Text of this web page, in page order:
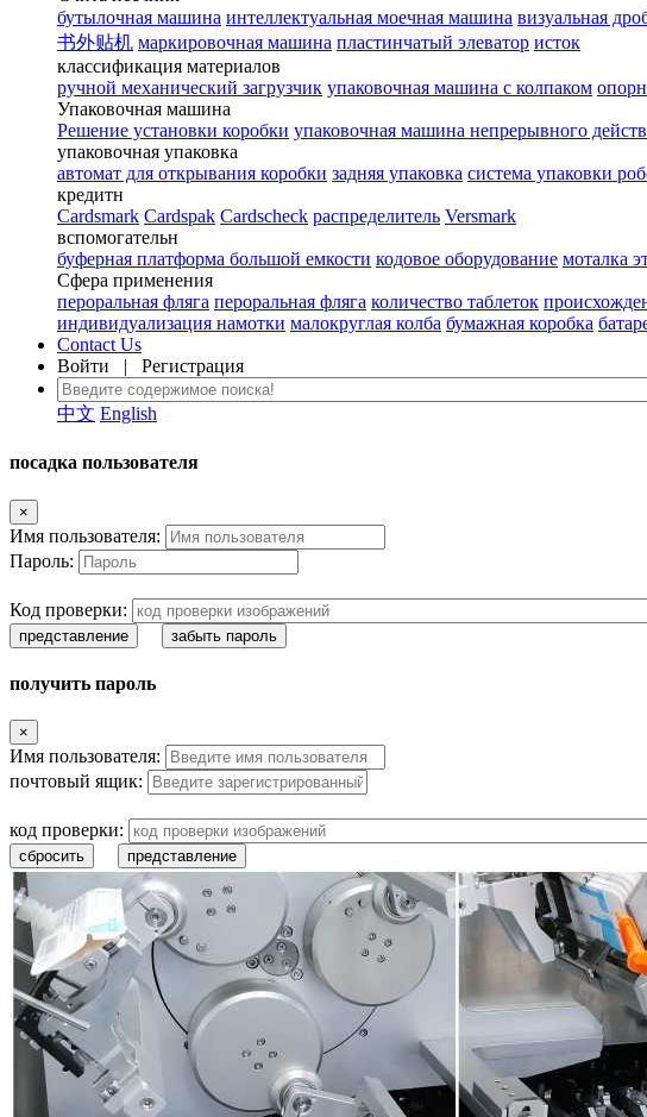
бутылочная машина интеллектуальная моечная машина визуальная
书外贴机 маркировочная машина пластинчатый элеватор исток
классификация материалов
ручной механический загрузчик упаковочная машина с колпаком
Упаковочная машина
Решение установки коробки упаковочная машина непрерывного
упаковочная упаковка
автомат для открывания коробки задняя упаковка система упаковки
кредитн
Cardsmark Cardspak Cardscheck распределитель Versmark
вспомогательн
буферная платформа большой емкости кодовое оборудование моталка
Сфера применения
пероральная фляга пероральная фляга количество таблеток
индивидуализация намотки малокруглая колба бумажная коробка
Contact Us
Войти | Регистрация
中文 English
посадка пользователя
×
Имя пользователя:
Пароль:
Код проверки:
представление забыть пароль
получить пароль
×
Имя пользователя:
почтовый ящик:
код проверки:
сбросить представление